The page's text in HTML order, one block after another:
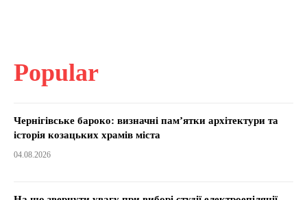
Popular
Чернігівське бароко: визначні пам’ятки архітектури та
історія козацьких храмів міста
04.08.2026